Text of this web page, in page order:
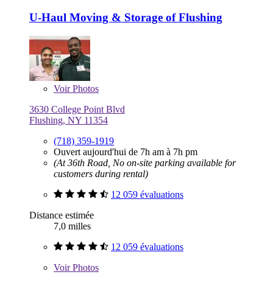
U-Haul Moving & Storage of Flushing
VoirPhotos
3630 College Point Blvd
Flushing, NY 11354
(718) 359-1919
Ouvert aujourd'hui de 7h am à 7h pm
(At 36th Road, No on-site parking available for
customers during rental)
12 059 évaluations
Distance estimée
7,0 milles
12 059 évaluations
VoirPhotos